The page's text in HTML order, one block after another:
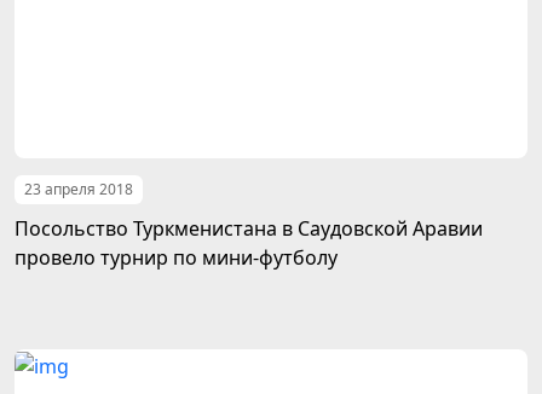
23 апреля 2018
Посольство Туркменистана в Саудовской Аравии
провело турнир по мини-футболу